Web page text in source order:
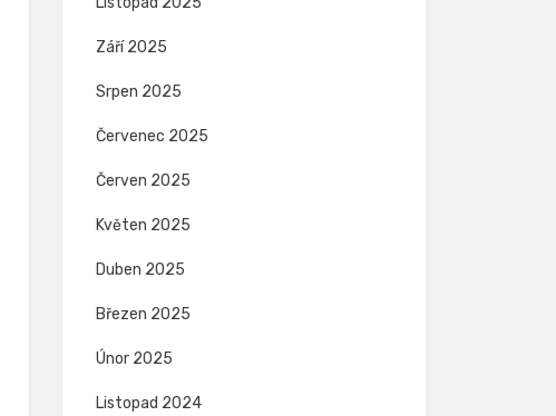
Září 2025
Srpen 2025
Červenec 2025
Červen 2025
Květen 2025
Duben 2025
Březen 2025
Únor 2025
Listopad 2024